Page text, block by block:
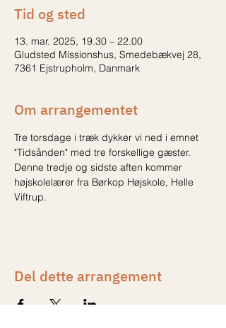
Tid og sted
13. mar. 2025, 19.30 – 22.00
Gludsted Missionshus, Smedebækvej 28,
7361 Ejstrupholm, Danmark
Om arrangementet
Tre torsdage i træk dykker vi ned i emnet
"Tidsånden" med tre forskellige gæster.
Denne tredje og sidste aften kommer
højskolelærer fra Børkop Højskole, Helle
Viftrup.
Del dette arrangement